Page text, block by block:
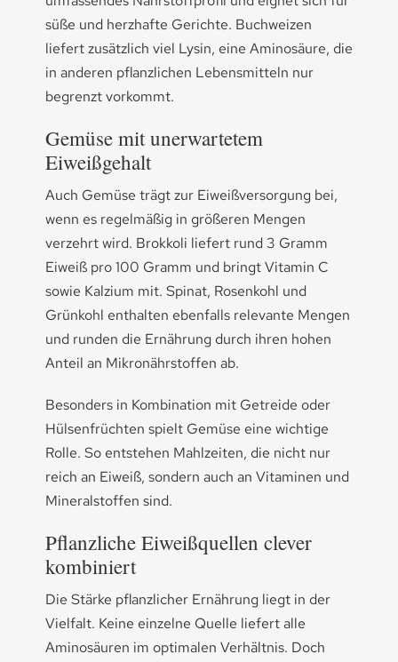
süße und herzhafte Gerichte. Buchweizen
liefert zusätzlich viel Lysin, eine Aminosäure, die
in anderen pflanzlichen Lebensmitteln nur
begrenzt vorkommt.
Gemüse mit unerwartetem
Eiweißgehalt
Auch Gemüse trägt zur Eiweißversorgung bei,
wenn es regelmäßig in größeren Mengen
verzehrt wird. Brokkoli liefert rund 3 Gramm
Eiweiß pro 100 Gramm und bringt Vitamin C
sowie Kalzium mit. Spinat, Rosenkohl und
Grünkohl enthalten ebenfalls relevante Mengen
und runden die Ernährung durch ihren hohen
Anteil an Mikronährstoffen ab.
Besonders in Kombination mit Getreide oder
Hülsenfrüchten spielt Gemüse eine wichtige
Rolle. So entstehen Mahlzeiten, die nicht nur
reich an Eiweiß, sondern auch an Vitaminen und
Mineralstoffen sind.
Pflanzliche Eiweißquellen clever
kombiniert
Die Stärke pflanzlicher Ernährung liegt in der
Vielfalt. Keine einzelne Quelle liefert alle
Aminosäuren im optimalen Verhältnis. Doch